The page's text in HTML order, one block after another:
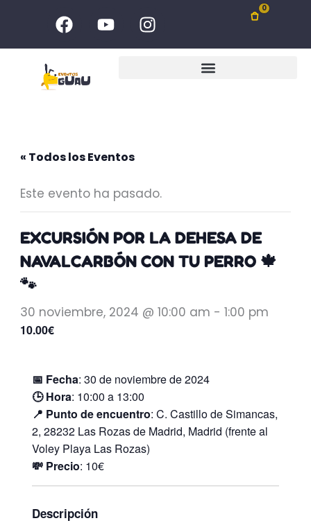
contenido
F
a
c
e
b
Y
o
u
I
n
s
0
« Todos los Eventos
Este evento ha pasado.
EXCURSIÓN POR LA DEHESA DE
NAVALCARBÓN CON TU PERRO 🍁
🐾
30 noviembre, 2024 @ 10:00 am -1:00 pm
10.00€
📅 Fecha: 30 de noviembre de 2024
🕒 Hora: 10:00 a 13:00
📍 Punto de encuentro: C. Castillo de Simancas,
2, 28232 Las Rozas de Madrid, Madrid (frente al
Voley Playa Las Rozas)
💸 Precio: 10€
Descripción